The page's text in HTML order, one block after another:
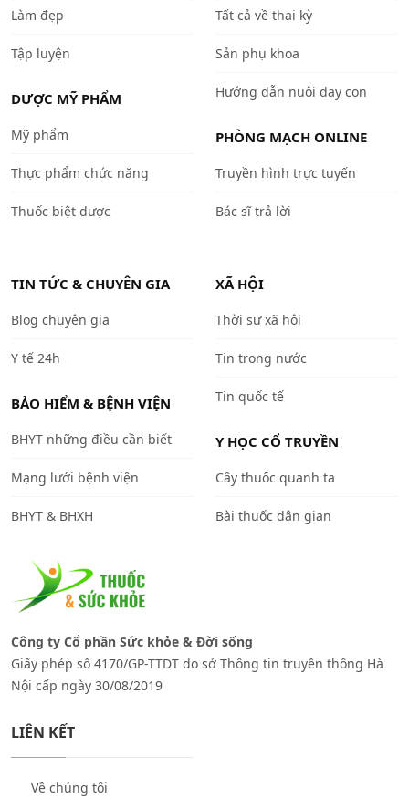
Làm đẹp
Tập luyện
DƯỢC MỸ PHẨM
Mỹ phẩm
Thực phẩm chức năng
Thuốc biệt dược
Tất cả về thai kỳ
Sản phụ khoa
Hướng dẫn nuôi dạy con
PHÒNG MẠCH ONLINE
Truyền hình trực tuyến
Bác sĩ trả lời
TIN TỨC & CHUYÊN GIA
Blog chuyên gia
Y tế 24h
BẢO HIỂM & BỆNH VIỆN
BHYT những điều cần biết
Mạng lưới bệnh viện
BHYT & BHXH
XÃ HỘI
Thời sự xã hội
Tin trong nước
Tin quốc tế
Y HỌC CỔ TRUYỀN
Cây thuốc quanh ta
Bài thuốc dân gian
Công ty Cổ phần Sức khỏe & Đời sống
Giấy phép số 4170/GP-TTDT do sở Thông tin truyền thông Hà
Nội cấp ngày 30/08/2019
LIÊN KẾT
Về chúng tôi